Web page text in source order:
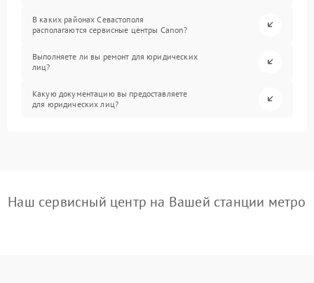
В каких районах Севастополя
располагаются сервисные центры Canon?
Выполняете ли вы ремонт для юридических
лиц?
Какую документацию вы предоставляете
для юридических лиц?
Наш сервисный центр на Вашей станции метро